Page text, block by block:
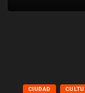
CIUDAD